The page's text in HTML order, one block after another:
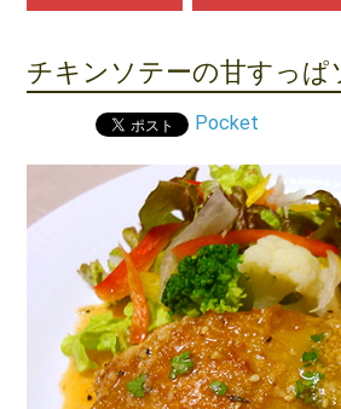
チキンソテーの甘すっぱ
Pocket